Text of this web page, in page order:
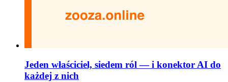
Jeden właściciel, siedem ról — i konektor AI do
każdej z nich